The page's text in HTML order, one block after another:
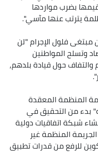
بضرب مواردها
يترتب عنها مآسي".
فلول الإجرام "لن
وتسلح المواطنين
حول قيادة بلدهم,
المنظمة المعقدة
بدء من التحقيق في
شبكة اتفاقيات دولية
المنظمة غير
للرفع من قدرات تطبيق